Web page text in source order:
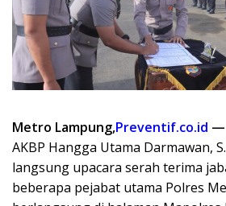
Metro Lampung,Preventif.co.id —
AKBP Hangga Utama Darmawan,
langsung upacara serah terima
beberapa pejabat utama Polres